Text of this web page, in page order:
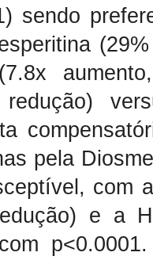
sendo
redução)
pela
com
e a